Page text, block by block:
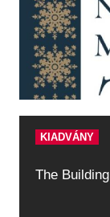
KIADVÁNY
The Building